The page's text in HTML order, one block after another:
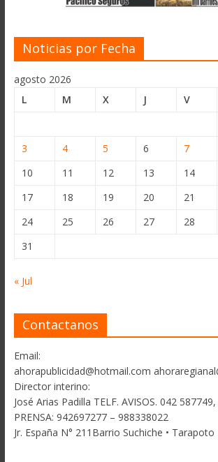
Noticias por Fecha
agosto 2026
L
M X J V
3
4 5 6 7
10
11 12 13 14
17
18 19 20 21
24
25 26 27 28
31
« Jul
Contactanos
Email:
ahorapublicidad@hotmail.com
Director interino:
José Arias Padilla TELF. AVISOS. 042
PRENSA: 942697277 – 988338022
Jr. España N° 211Barrio Suchiche • Tarapoto